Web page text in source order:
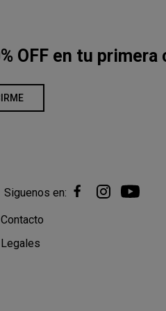
OFF en tu primera
Siguenos en:
Contacto
Legales